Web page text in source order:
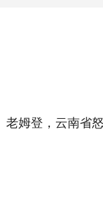
老姆登，云南省